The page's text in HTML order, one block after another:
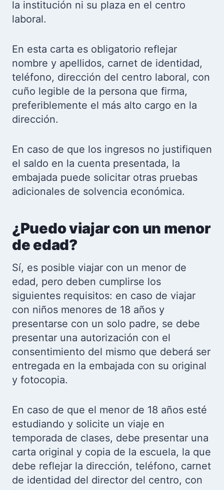
la institución ni su plaza en el centro
laboral.
En esta carta es obligatorio reflejar
nombre y apellidos, carnet de identidad,
teléfono, dirección del centro laboral, con
cuño legible de la persona que firma,
preferiblemente el más alto cargo en la
dirección.
En caso de que los ingresos no justifiquen
el saldo en la cuenta presentada, la
embajada puede solicitar otras pruebas
adicionales de solvencia económica.
¿Puedo viajar con un menor
de edad?
Sí, es posible viajar con un menor de
edad, pero deben cumplirse los
siguientes requisitos: en caso de viajar
con niños menores de 18 años y
presentarse con un solo padre, se debe
presentar una autorización con el
consentimiento del mismo que deberá ser
entregada en la embajada con su original
y fotocopia.
En caso de que el menor de 18 años esté
estudiando y solicite un viaje en
temporada de clases, debe presentar una
carta original y copia de la escuela, la que
debe reflejar la dirección, teléfono, carnet
de identidad del director del centro, con